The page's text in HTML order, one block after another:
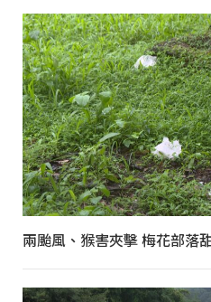
兩颱風、猴害夾擊 梅花部落